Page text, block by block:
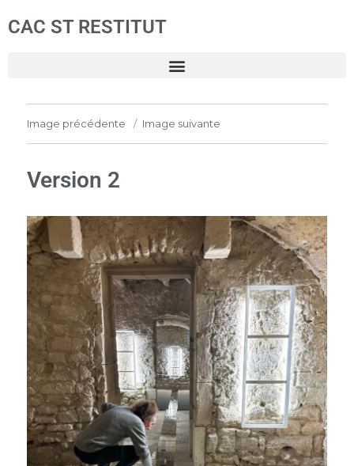
CAC ST RESTITUT
Image précédente Image suivante
Version 2